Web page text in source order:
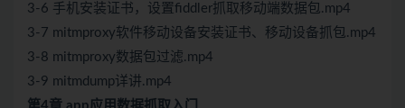
3-6 手机安装证书，设置fiddler抓取移动端数据包.mp4
3-7 mitmproxy软件移动设备安装证书、移动设备抓包.mp4
3-8 mitmproxy数据包过滤.mp4
3-9 mitmdump详讲.mp4